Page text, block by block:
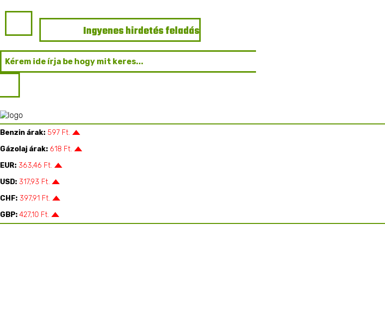
Ingyenes hirdetés feladás
Benzin árak: 597 Ft.
Gázolaj árak: 618 Ft.
EUR: 363,46 Ft.
USD: 317,93 Ft.
CHF: 397,91 Ft.
GBP: 427,10 Ft.
Szekszárd |AGIÓ Kft.